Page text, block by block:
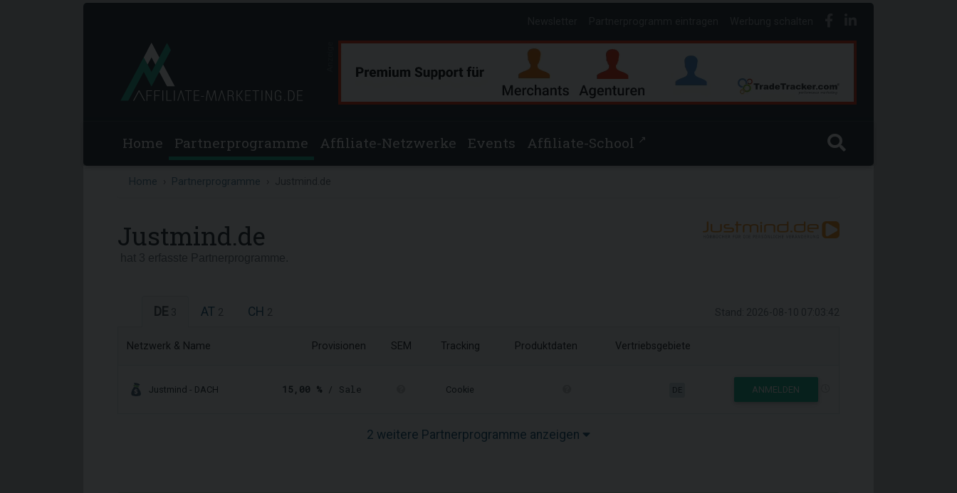
Home Partnerprogramme Affiliate-Netzwerke Events Affiliate-School ↗
Home Partnerprogramme
Justmind.de
DE AT CH
Netzwerk & Name Provisionen SEM Tracking Produktdaten Vertriebsgebiete
Justmind - DACH 15,00 % / Sale Cookie DE ANMELDEN
2 weitere Partnerprogramme anzeigen